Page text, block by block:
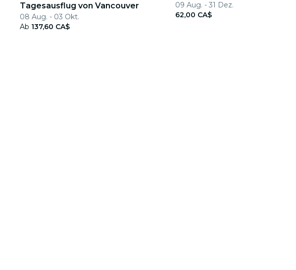
Tagesausflug von Vancouver
08 Aug. - 03 Okt.
Ab 137,60 CA$
09 Aug. - 31 Dez.
62,00 CA$